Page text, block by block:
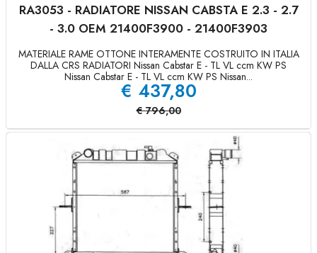
RA3053 - RADIATORE NISSAN CABSTA E 2.3 - 2.7
- 3.0 OEM 21400F3900 - 21400F3903
MATERIALE RAME OTTONE INTERAMENTE COSTRUITO IN ITALIA
DALLA CRS RADIATORI Nissan Cabstar E - TL VL ccm KW PS
Nissan Cabstar E - TL VL ccm KW PS Nissan...
€ 437,80
€ 796,00